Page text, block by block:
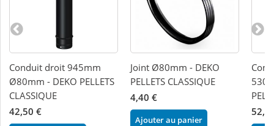
Conduit droit 945mm
Ø80mm - DEKO PELLETS
CLASSIQUE
42,50 €
Joint Ø80mm - DEKO
PELLETS CLASSIQUE
4,40 €
Ajouter au panier